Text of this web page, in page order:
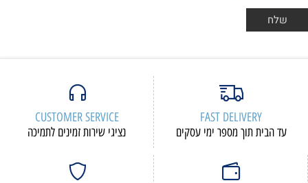
FAST DELIVERY
עד הבית תוך מספר ימי עסקים
CUSTOMER SERVICE
נציגי שירות זמינים לתמיכה